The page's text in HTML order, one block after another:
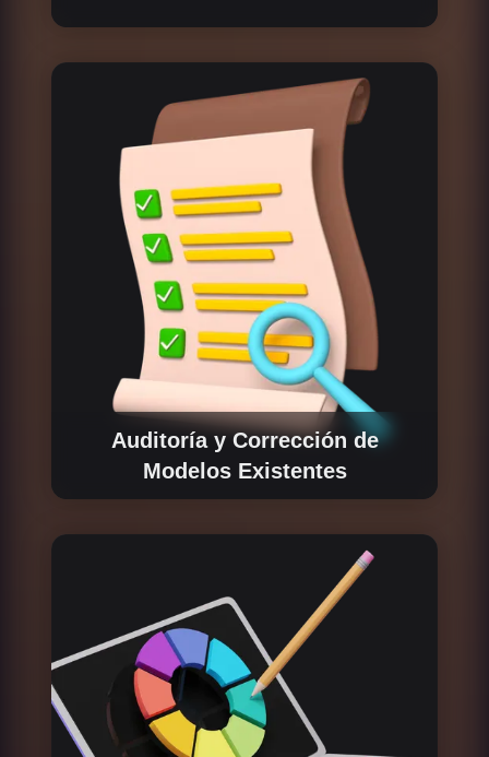
comprendiendo a fondo las funciones y
mecánicas del token dentro del ecosistema.
Auditoría y Corrección de
Modelos Existentes
Si ya cuentas con un modelo de tokenomics,
completa, identificando problemas y
optimizando procesos. Esto incluye pruebas
de estrés para asegurar que el modelo sea
robusto y cumpla con las jurisdicciones
legales de los países donde operará